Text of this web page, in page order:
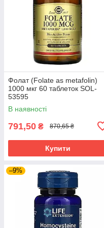
Фолат (Folate as metafolin)
1000 мкг 60 таблеток SOL-
53595
В наявності
791,50 ₴ 870,65 ₴
Купити
–9%